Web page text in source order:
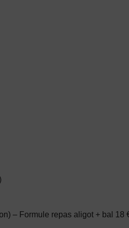
– Formule repas aligot + bal 18